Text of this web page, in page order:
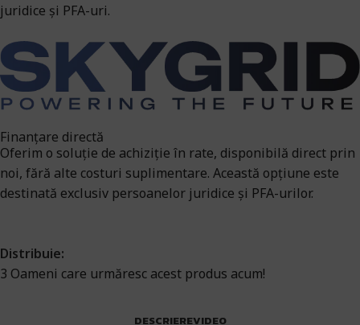
juridice și PFA-uri.
Finanțare directă
Oferim o soluție de achiziție în rate, disponibilă direct prin
noi, fără alte costuri suplimentare. Această opțiune este
destinată exclusiv persoanelor juridice și PFA-urilor.
Distribuie:
3 Oameni care urmăresc acest produs acum!
DESCRIEREVIDEO